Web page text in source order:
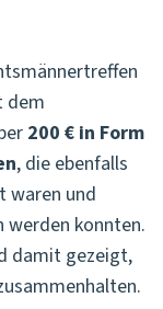
dem
200 € in Form
, die ebenfalls
waren und
werden konnten.
damit gezeigt,